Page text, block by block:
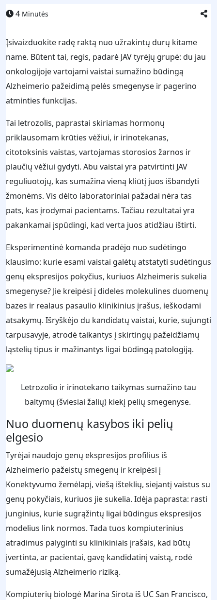
4 Minutės
Įsivaizduokite radę raktą nuo užrakintų durų kitame
name. Būtent tai, regis, padarė JAV tyrėjų grupė: du jau
onkologijoje vartojami vaistai sumažino būdingą
Alzheimerio pažeidimą pelės smegenyse ir pagerino
atminties funkcijas.
Tai letrozolis, paprastai skiriamas hormonų
priklausomam krūties vėžiui, ir irinotekanas,
citotoksinis vaistas, vartojamas storosios žarnos ir
plaučių vėžiui gydyti. Abu vaistai yra patvirtinti JAV
reguliuotojų, kas sumažina vieną kliūtį juos išbandyti
žmonėms. Vis dėlto laboratoriniai pažadai nėra tas
pats, kas įrodymai pacientams. Tačiau rezultatai yra
pakankamai įspūdingi, kad verta juos atidžiau ištirti.
Eksperimentinė komanda pradėjo nuo sudėtingo
klausimo: kurie esami vaistai galėtų atstatyti sudėtingus
genų ekspresijos pokyčius, kuriuos Alzheimeris sukelia
smegenyse? Jie kreipėsi į dideles molekulines duomenų
bazes ir realaus pasaulio klinikinius įrašus, ieškodami
atsakymų. Išryškėjo du kandidatų vaistai, kurie, sujungti
tarpusavyje, atrodė taikantys į skirtingų pažeidžiamų
ląstelių tipus ir mažinantys ligai būdingą patologiją.
Letrozolio ir irinotekano taikymas sumažino tau
baltymų (šviesiai žalių) kiekį pelių smegenyse.
Nuo duomenų kasybos iki pelių
elgesio
Tyrėjai naudojo genų ekspresijos profilius iš
Alzheimerio pažeistų smegenų ir kreipėsi į
Konektyvumo žemėlapį, viešą išteklių, siejantį vaistus su
genų pokyčiais, kuriuos jie sukelia. Idėja paprasta: rasti
junginius, kurie sugrąžintų ligai būdingus ekspresijos
modelius link normos. Tada tuos kompiuterinius
atradimus palyginti su klinikiniais įrašais, kad būtų
įvertinta, ar pacientai, gavę kandidatinį vaistą, rodė
sumažėjusią Alzheimerio riziką.
Kompiuterių biologė Marina Sirota iš UC San Francisco,